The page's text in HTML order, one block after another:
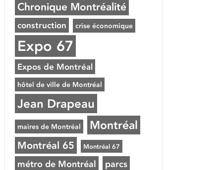
Chronique Montréalité
construction crise économique
Expo 67
Expos de Montréal
hôtel de ville de Montréal
Jean Drapeau
maires de Montréal Montréal
Montréal 65 Montréal 67
métro de Montréal parcs